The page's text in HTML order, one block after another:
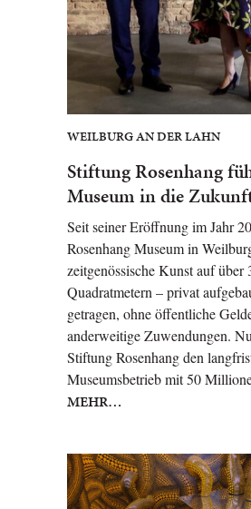
WEILBURG AN DER LAHN
Stiftung Rosenhang
Museum in die
Seit seiner Eröffnung im Jahr
Rosenhang Museum in
zeitgenössische Kunst auf über
Quadratmetern – privat
getragen, ohne öffentliche
anderweitige Zuwendungen.
Stiftung Rosenhang den
Museumsbetrieb mit 50
MEHR…